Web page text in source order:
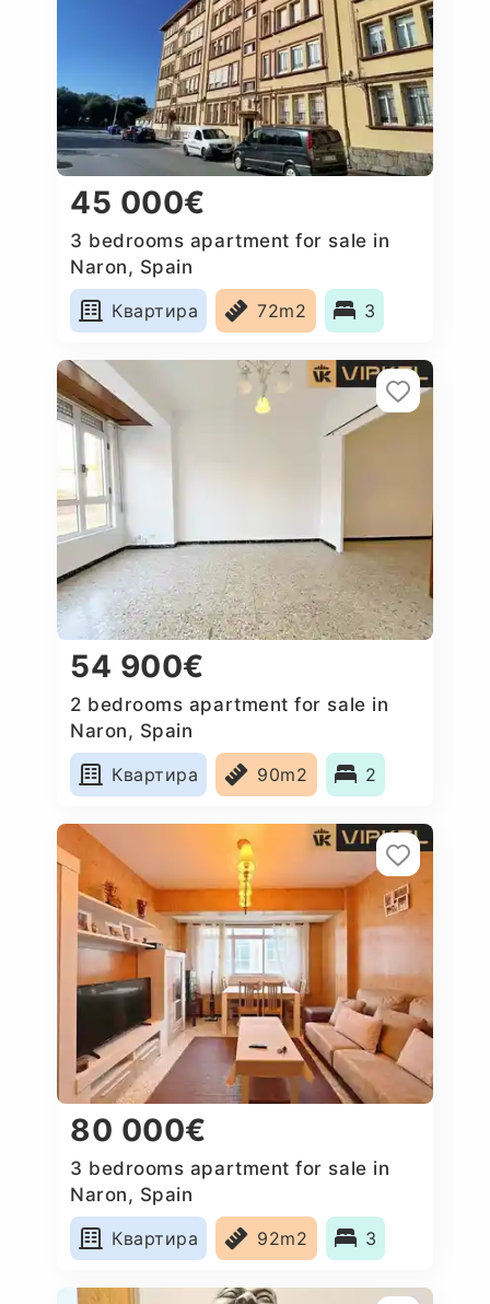
45 000€
3 bedrooms apartment for sale in
Naron, Spain
Квартира
72m2 3
54 900€
2 bedrooms apartment for sale in
Naron, Spain
Квартира
90m2 2
80 000€
3 bedrooms apartment for sale in
Naron, Spain
Квартира
92m2 3